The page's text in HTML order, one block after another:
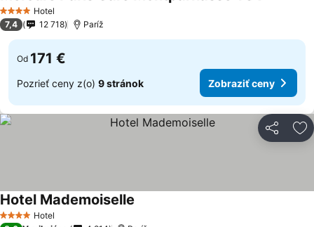
4 Počet hviezdičiek
Hotel
7,4 12 718 Paríž
Od 171 €
Pozrieť ceny z(o) 9 stránok Zobraziť ceny
Zdieľať
4 Počet hviezdičiek
Hotel
Hotel Mademoiselle